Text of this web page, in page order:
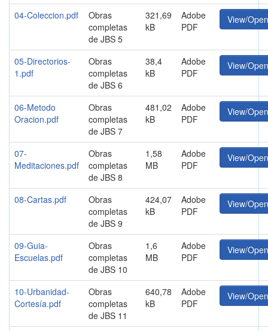
04-Coleccion.pdf
Obras
completas
de JBS 5
321,69
kB
Adobe
PDF
View/Open
05-Directorios-
1.pdf
Obras
completas
de JBS 6
38,4
kB
Adobe
PDF
View/Open
06-Metodo
Oracion.pdf
Obras
completas
de JBS 7
481,02
kB
Adobe
PDF
View/Open
07-
Meditaciones.pdf
Obras
completas
de JBS 8
1,58
MB
Adobe
PDF
View/Open
08-Cartas.pdf
Obras
completas
de JBS 9
424,07
kB
Adobe
PDF
View/Open
09-Guia-
Escuelas.pdf
Obras
completas
de JBS 10
1,6
MB
Adobe
PDF
View/Open
10-Urbanidad-
Cortesía.pdf
Obras
completas
de JBS 11
640,78
kB
Adobe
PDF
View/Open